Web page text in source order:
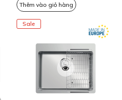
Thêm vào giỏ hàng
Sale